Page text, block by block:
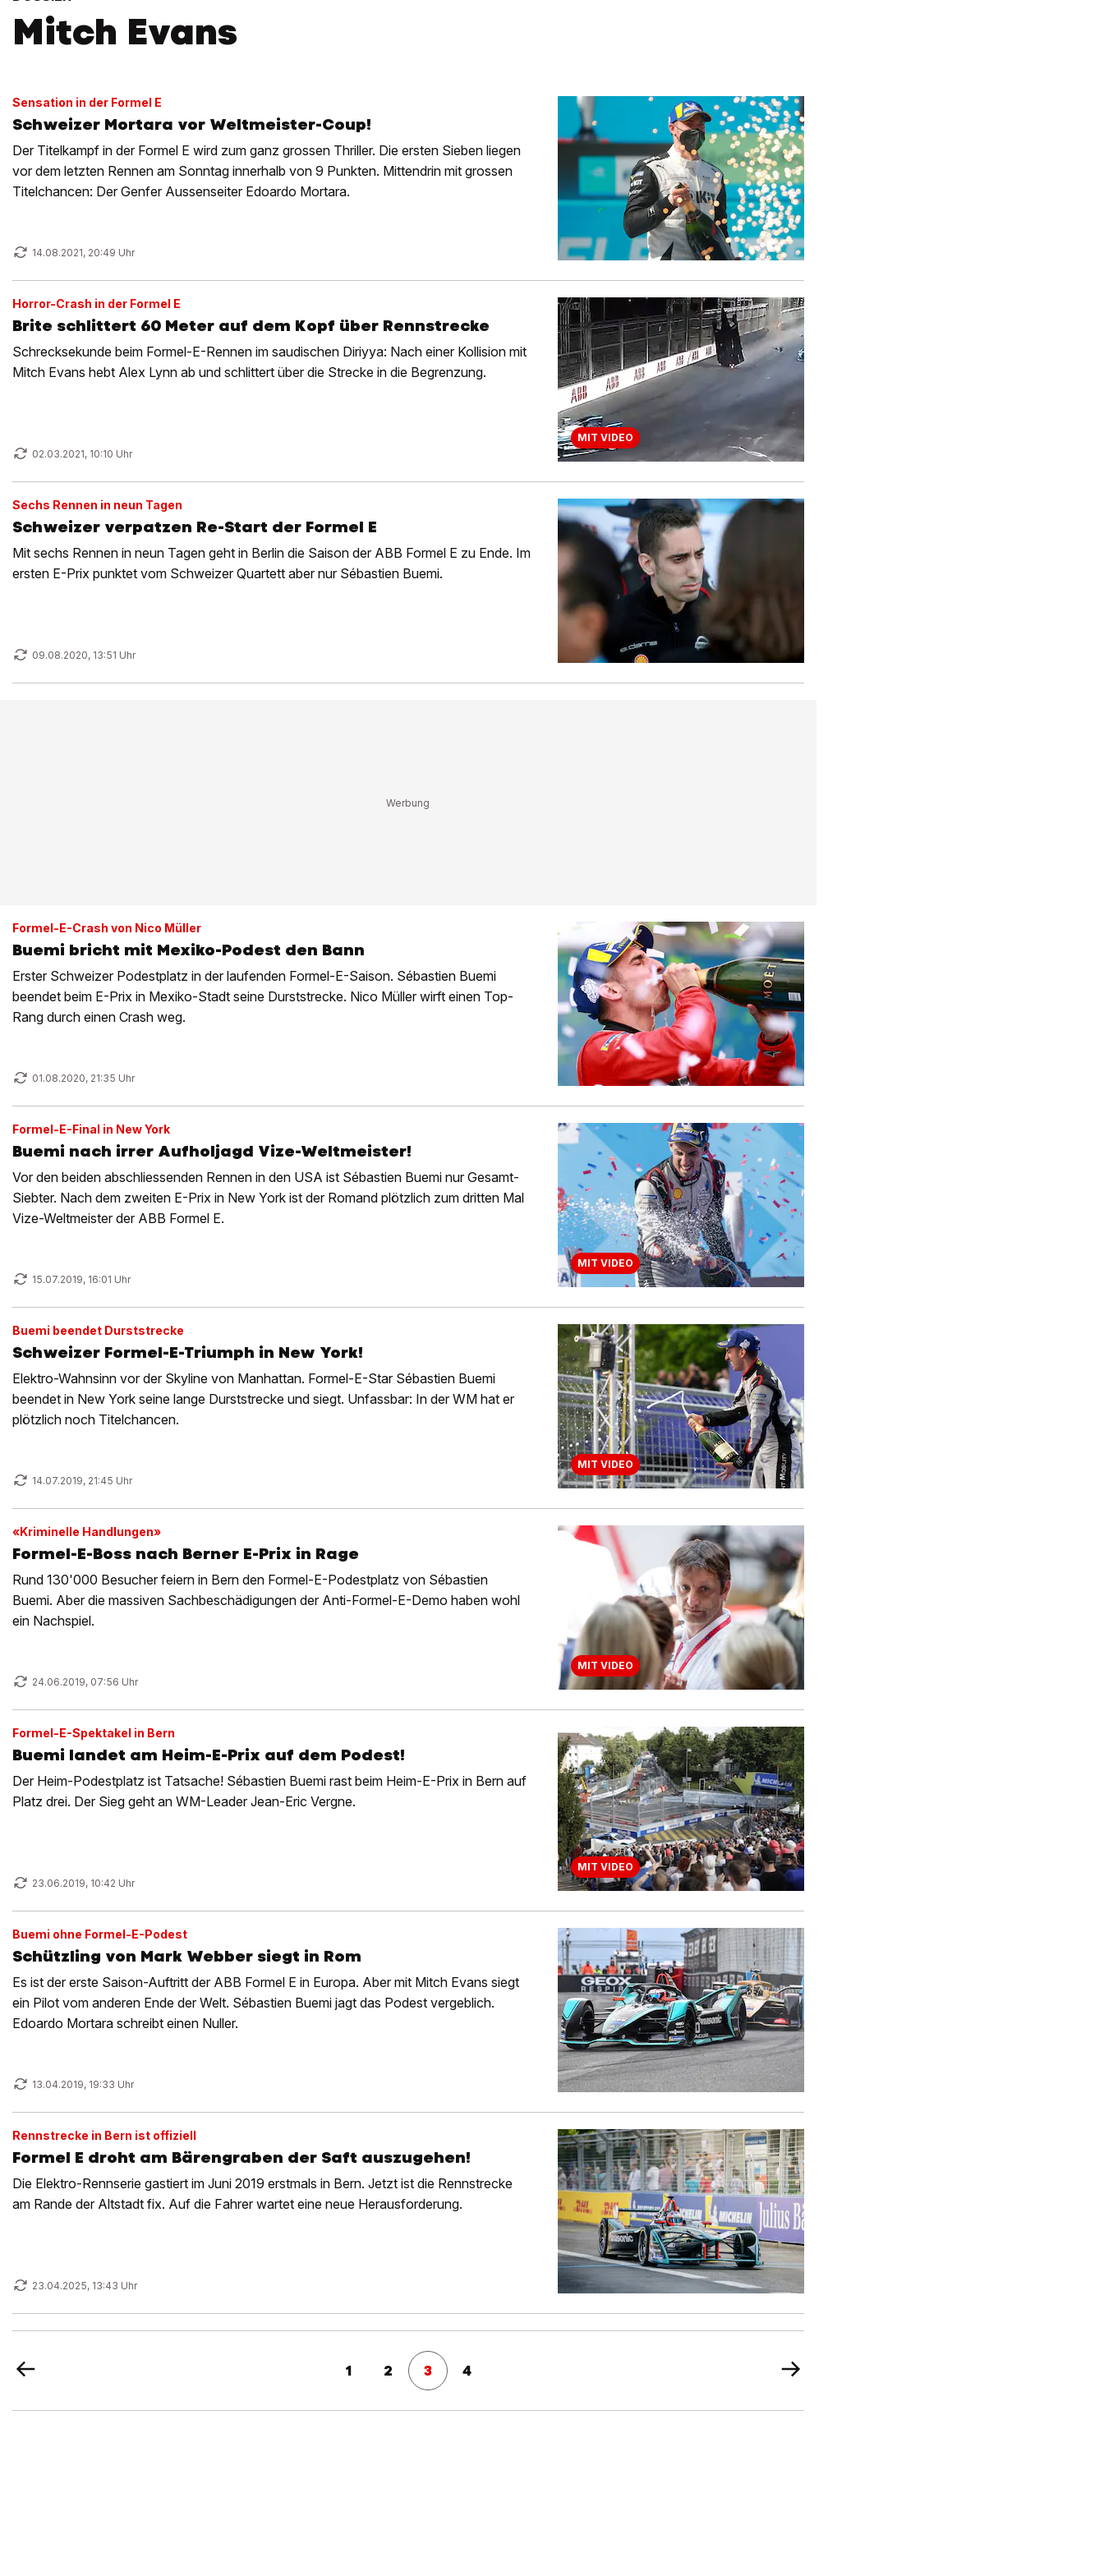
Mitch Evans
Sensation in der Formel E
Schweizer Mortara vor Weltmeister-Coup!
Der Titelkampf in der Formel E wird zum ganz grossen Thriller. Die ersten Sieben liegen
vor dem letzten Rennen am Sonntag innerhalb von 9 Punkten. Mittendrin mit grossen
Titelchancen: Der Genfer Aussenseiter Edoardo Mortara.
14.08.2021, 20:49 Uhr
Horror-Crash in der Formel E
Brite schlittert 60 Meter auf dem Kopf über Rennstrecke
Schrecksekunde beim Formel-E-Rennen im saudischen Diriyya: Nach einer Kollision mit
Mitch Evans hebt Alex Lynn ab und schlittert über die Strecke in die Begrenzung.
02.03.2021, 10:10 Uhr
MIT VIDEO
Sechs Rennen in neun Tagen
Schweizer verpatzen Re-Start der Formel E
Mit sechs Rennen in neun Tagen geht in Berlin die Saison der ABB Formel E zu Ende. Im
ersten E-Prix punktet vom Schweizer Quartett aber nur Sébastien Buemi.
09.08.2020, 13:51 Uhr
Formel-E-Crash von Nico Müller
Buemi bricht mit Mexiko-Podest den Bann
Erster Schweizer Podestplatz in der laufenden Formel-E-Saison. Sébastien Buemi
beendet beim E-Prix in Mexiko-Stadt seine Durststrecke. Nico Müller wirft einen Top-
Rang durch einen Crash weg.
01.08.2020, 21:35 Uhr
Formel-E-Final in New York
Buemi nach irrer Aufholjagd Vize-Weltmeister!
Vor den beiden abschliessenden Rennen in den USA ist Sébastien Buemi nur Gesamt-
Siebter. Nach dem zweiten E-Prix in New York ist der Romand plötzlich zum dritten Mal
Vize-Weltmeister der ABB Formel E.
15.07.2019, 16:01 Uhr
MIT VIDEO
Buemi beendet Durststrecke
Schweizer Formel-E-Triumph in New York!
Elektro-Wahnsinn vor der Skyline von Manhattan. Formel-E-Star Sébastien Buemi
beendet in New York seine lange Durststrecke und siegt. Unfassbar: In der WM hat er
plötzlich noch Titelchancen.
14.07.2019, 21:45 Uhr
MIT VIDEO
«Kriminelle Handlungen»
Formel-E-Boss nach Berner E-Prix in Rage
Rund 130'000 Besucher feiern in Bern den Formel-E-Podestplatz von Sébastien
Buemi. Aber die massiven Sachbeschädigungen der Anti-Formel-E-Demo haben wohl
ein Nachspiel.
24.06.2019, 07:56 Uhr
MIT VIDEO
Formel-E-Spektakel in Bern
Buemi landet am Heim-E-Prix auf dem Podest!
Der Heim-Podestplatz ist Tatsache! Sébastien Buemi rast beim Heim-E-Prix in Bern auf
Platz drei. Der Sieg geht an WM-Leader Jean-Eric Vergne.
23.06.2019, 10:42 Uhr
MIT VIDEO
Buemi ohne Formel-E-Podest
Schützling von Mark Webber siegt in Rom
Es ist der erste Saison-Auftritt der ABB Formel E in Europa. Aber mit Mitch Evans siegt
ein Pilot vom anderen Ende der Welt. Sébastien Buemi jagt das Podest vergeblich.
Edoardo Mortara schreibt einen Nuller.
13.04.2019, 19:33 Uhr
Rennstrecke in Bern ist offiziell
Formel E droht am Bärengraben der Saft auszugehen!
Die Elektro-Rennserie gastiert im Juni 2019 erstmals in Bern. Jetzt ist die Rennstrecke
am Rande der Altstadt fix. Auf die Fahrer wartet eine neue Herausforderung.
23.04.2025, 13:43 Uhr
1 2 3 4